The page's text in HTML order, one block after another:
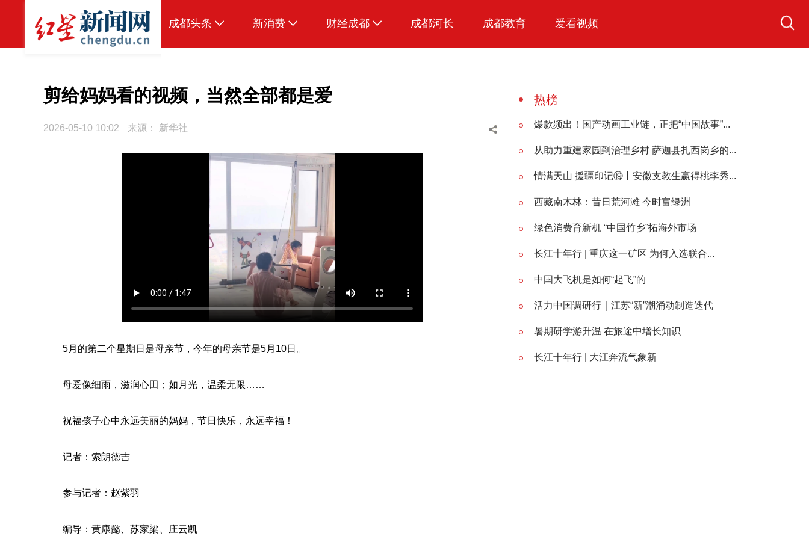
成都头条
本地
新消费 财经成都 成都河长 成都教育 爱看视频
剪给妈妈看的视频，当然全部都是爱
2026-05-10 10:02 来源： 新华社
5月的第二个星期日是母亲节，今年的母亲节是5月10日。
母爱像细雨，滋润心田；如月光，温柔无限……
祝福孩子心中永远美丽的妈妈，节日快乐，永远幸福！
记者：索朗德吉
参与记者：赵紫羽
编导：黄康懿、苏家梁、庄云凯
热榜
爆款频出！国产动画工业链，正把“中国故事”...
从助力重建家园到治理乡村 萨迦县扎西岗乡的...
情满天山 援疆印记⑲丨安徽支教生赢得桃李秀...
西藏南木林：昔日荒河滩 今时富绿洲
绿色消费育新机 “中国竹乡”拓海外市场
长江十年行 | 重庆这一矿区 为何入选联合...
中国大飞机是如何“起飞”的
活力中国调研行｜江苏“新”潮涌动制造迭代
暑期研学游升温 在旅途中增长知识
长江十年行 | 大江奔流气象新